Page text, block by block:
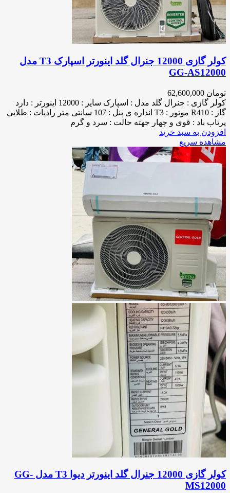
کولر گازی 12000 جنرال گلد اینورتر اسپارک T3 مدل
GG-AS12000
تومان
کولر گازی : جنرال گلد مدل : اسپارک سایز : 12000 اینورتر : دارد
گاز : R410 موتور : T3 انداره ی پنل : 107 سانتی متر رادیات : طلایی
پرتاب باد : قوی و چهار جهته حالت : سرد و گرم
افزودن به سبد خرید
مشاهده سریع
کولر گازی 12000 جنرال گلد اینورتر دیوا T3 مدل GG-
MS12000